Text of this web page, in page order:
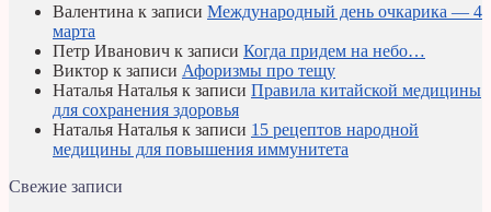
Валентина к записи Международный день очкарика — 4
марта
Петр Иванович к записи Когда придем на небо…
Виктор к записи Афоризмы про тещу
Наталья Наталья к записи Правила китайской медицины
для сохранения здоровья
Наталья Наталья к записи 15 рецептов народной
медицины для повышения иммунитета
Свежие записи